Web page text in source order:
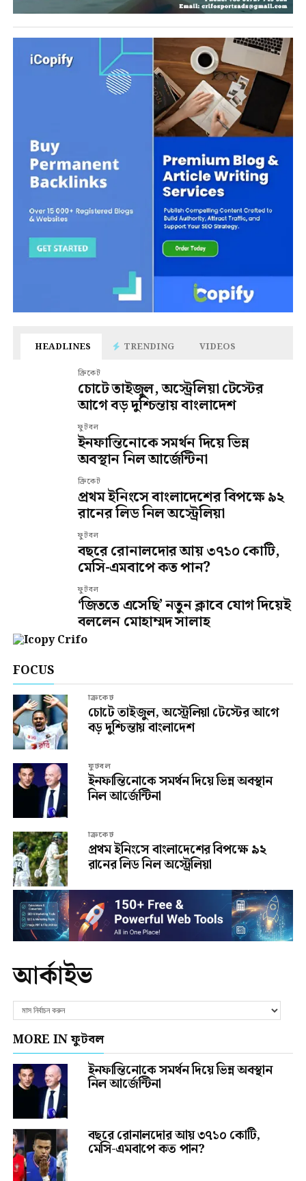
HEADLINES TRENDING VIDEOS
ক্রিকেট
চোটে তাইজুল, অস্ট্রেলিয়া টেস্টের
আগে বড় দুশ্চিন্তায় বাংলাদেশ
ফুটবল
ইনফান্তিনোকে সমর্থন দিয়ে ভিন্ন
অবস্থান নিল আর্জেন্টিনা
ক্রিকেট
প্রথম ইনিংসে বাংলাদেশের বিপক্ষে ৯২
রানের লিড নিল অস্ট্রেলিয়া
ফুটবল
বছরে রোনালদোর আয় ৩৭১০ কোটি,
মেসি-এমবাপে কত পান?
ফুটবল
‘জিততে এসেছি’ নতুন ক্লাবে যোগ দিয়েই
বললেন মোহাম্মদ সালাহ
FOCUS
ক্রিকেট
চোটে তাইজুল, অস্ট্রেলিয়া টেস্টের আগে
বড় দুশ্চিন্তায় বাংলাদেশ
ফুটবল
ইনফান্তিনোকে সমর্থন দিয়ে ভিন্ন অবস্থান
নিল আর্জেন্টিনা
ক্রিকেট
প্রথম ইনিংসে বাংলাদেশের বিপক্ষে ৯২
রানের লিড নিল অস্ট্রেলিয়া
আর্কাইভ
MORE IN ফুটবল
ইনফান্তিনোকে সমর্থন দিয়ে ভিন্ন অবস্থান
নিল আর্জেন্টিনা
বছরে রোনালদোর আয় ৩৭১০ কোটি,
মেসি-এমবাপে কত পান?